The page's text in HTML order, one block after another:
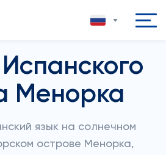
Менорка
язык на солнечном
острове Менорка,